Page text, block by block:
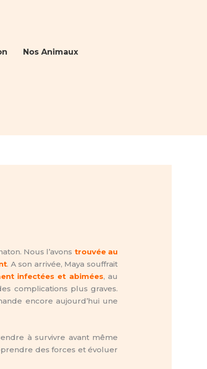
Nos Animaux
Nous l’avons trouvée au
. A son arrivée, Maya souffrait
infectées et abimées, au
complications plus graves.
encore aujourd’hui une
à survivre avant même
des forces et évoluer